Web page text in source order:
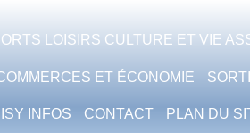
LOISIRS CULTURE ET VIE
ET ÉCONOMIE
INFOS CONTACT PLAN DU